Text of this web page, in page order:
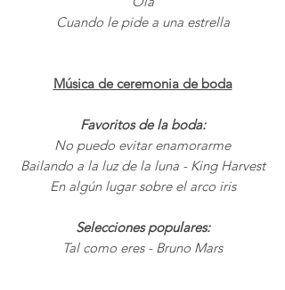
Cuando le pide a una estrella
Música de ceremonia de boda
Favoritos de la boda:
No puedo evitar enamorarme
Bailando a la luz de la luna - King Harvest
En algún lugar sobre el arco iris
Selecciones populares:
Tal como eres - Bruno Mars